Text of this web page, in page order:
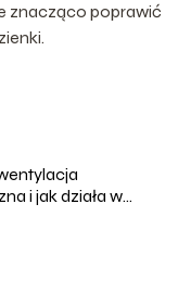
znacząco poprawić
i jak działa w